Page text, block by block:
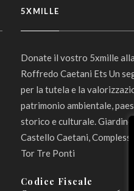
5XMILLE
Donate il vostro 5xmille
Roffredo Caetani Ets Un
per la tutela e la
patrimonio ambientale,
storico e culturale. Giardino
Castello Caetani,
Tor Tre Ponti
Codice Fiscale